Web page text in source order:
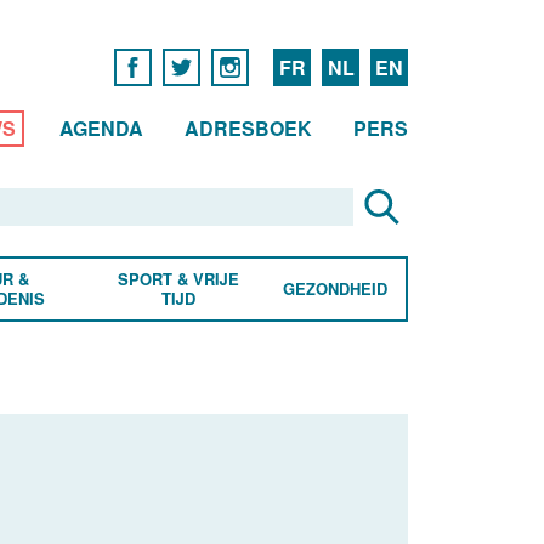
FR NL EN
AGENDA ADRESBOEK PERS
&
SPORT & VRIJE
TIJD
GEZONDHEID